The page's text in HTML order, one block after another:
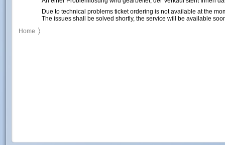
Due to technical problems ticket ordering is not available at the
The issues shall be solved shortly, the service will be available
Home